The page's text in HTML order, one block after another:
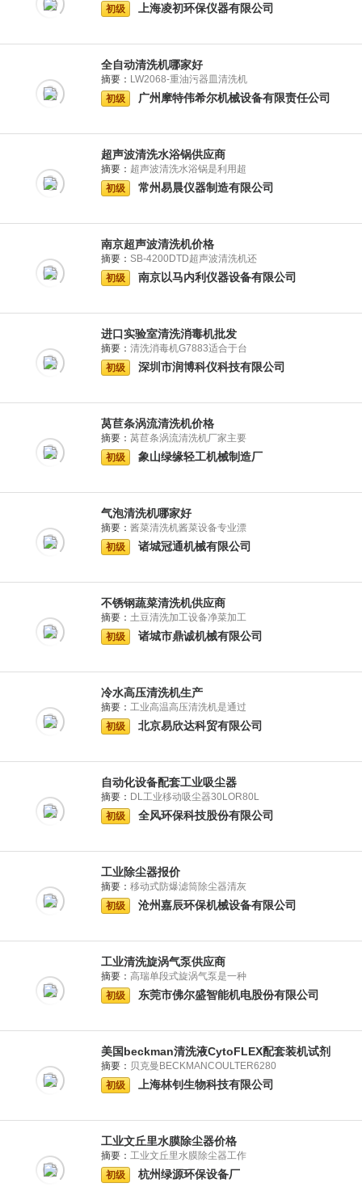
初级
上海凌初环保仪器有限公司
全自动清洗机哪家好
摘要： LW2068-重油污器皿清洗机
初级
广州摩特伟希尔机械设备有限责任公司
超声波清洗水浴锅供应商
摘要： 超声波清洗水浴锅是利用超
初级
常州易晨仪器制造有限公司
南京超声波清洗机价格
摘要： SB-4200DTD超声波清洗机还
初级
南京以马内利仪器设备有限公司
进口实验室清洗消毒机批发
摘要： 清洗消毒机G7883适合于台
初级
深圳市润博科仪科技有限公司
莴苣条涡流清洗机价格
摘要： 莴苣条涡流清洗机厂家主要
初级
象山绿缘轻工机械制造厂
气泡清洗机哪家好
摘要： 酱菜清洗机酱菜设备专业漂
初级
诸城冠通机械有限公司
不锈钢蔬菜清洗机供应商
摘要： 土豆清洗加工设备净菜加工
初级
诸城市鼎诚机械有限公司
冷水高压清洗机生产
摘要： 工业高温高压清洗机是通过
初级
北京易欣达科贸有限公司
自动化设备配套工业吸尘器
摘要： DL工业移动吸尘器30LOR80L
初级
全风环保科技股份有限公司
工业除尘器报价
摘要： 移动式防爆滤筒除尘器清灰
初级
沧州嘉辰环保机械设备有限公司
工业清洗旋涡气泵供应商
摘要： 高瑞单段式旋涡气泵是一种
初级
东莞市佛尔盛智能机电股份有限公司
美国beckman清洗液CytoFLEX配套装机试剂
摘要： 贝克曼BECKMANCOULTER6280
初级
上海林钊生物科技有限公司
工业文丘里水膜除尘器价格
摘要： 工业文丘里水膜除尘器工作
初级
杭州绿源环保设备厂